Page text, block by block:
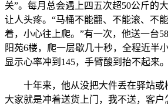
关”。每月总会遇上四五次超50公斤的
让人头疼。“马桶不能翻、不能滚、不
着，小心往上爬。”有一次，他送一台
阳苑6楼，爬一层歇几十秒，全程近半
显示心率冲到145，手臂酸到抬不起来。
十年来，他从没把大件丢在驿站或
大家就是冲着送货上门，我不送，客户